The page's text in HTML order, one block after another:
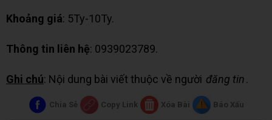
Khoảng giá: 5Ty-10Ty.
Thông tin liên hệ: 0939023789.
Ghi chú: Nội dung bài viết thuộc về người đăng tin.
Chia Sẻ Copy Link Xóa Bài Báo Xấu